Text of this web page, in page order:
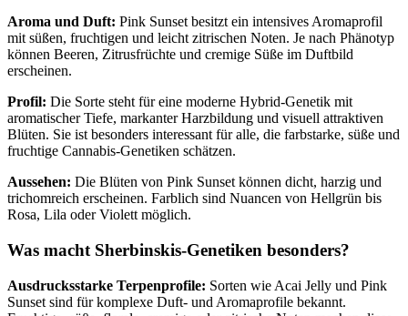
Aroma und Duft: Pink Sunset besitzt ein intensives Aromaprofil
mit süßen, fruchtigen und leicht zitrischen Noten. Je nach Phänotyp
können Beeren, Zitrusfrüchte und cremige Süße im Duftbild
erscheinen.
Profil: Die Sorte steht für eine moderne Hybrid-Genetik mit
aromatischer Tiefe, markanter Harzbildung und visuell attraktiven
Blüten. Sie ist besonders interessant für alle, die farbstarke, süße und
fruchtige Cannabis-Genetiken schätzen.
Aussehen: Die Blüten von Pink Sunset können dicht, harzig und
trichomreich erscheinen. Farblich sind Nuancen von Hellgrün bis
Rosa, Lila oder Violett möglich.
Was macht Sherbinskis-Genetiken besonders?
Ausdrucksstarke Terpenprofile: Sorten wie Acai Jelly und Pink
Sunset sind für komplexe Duft- und Aromaprofile bekannt.